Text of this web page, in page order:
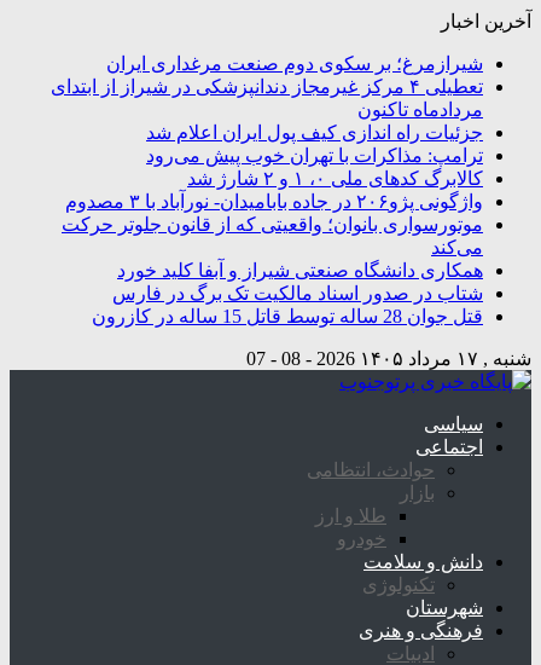
آخرین اخبار
شیرازمرغ؛ بر سکوی دوم صنعت مرغداری ایران
تعطیلی ۴ مرکز غیرمجاز دندانپزشکی در شیراز از ابتدای
مردادماه تاکنون
جزئیات راه اندازی کیف پول ایران اعلام شد
ترامپ: مذاکرات با تهران خوب پیش می‌رود
کالابرگ کدهای ملی ۰، ۱ و ۲ شارژ شد
واژگونی پژو۲۰۶ در جاده بابامیدان- نورآباد با ۳ مصدوم
موتورسواری بانوان؛ واقعیتی که از قانون جلوتر حرکت
می‌کند
همکاری دانشگاه صنعتی شیراز و آبفا کلید خورد
شتاب در صدور اسناد مالکیت تک برگ در فارس
قتل جوان 28 ساله توسط قاتل 15 ساله در کازرون
شنبه , ۱۷ مرداد ۱۴۰۵ 2026 - 08 - 07
سیاسی
اجتماعی
حوادث، انتظامی
بازار
طلا و ارز
خودرو
دانش و سلامت
تکنولوژی
شهرستان
فرهنگی و هنری
ادبیات